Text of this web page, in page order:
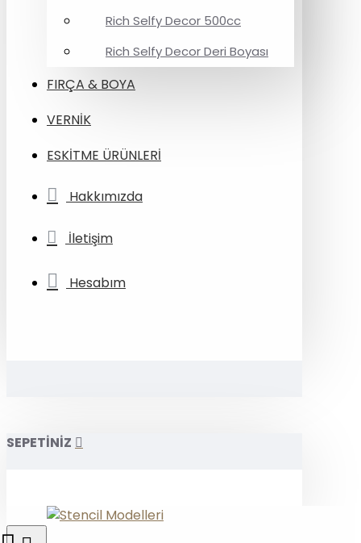
Rich Selfy Decor 500cc
Rich Selfy Decor Deri Boyası
FIRÇA & BOYA
VERNİK
ESKİTME ÜRÜNLERİ
Hakkımızda
İletişim
Hesabım
SEPETİNİZ